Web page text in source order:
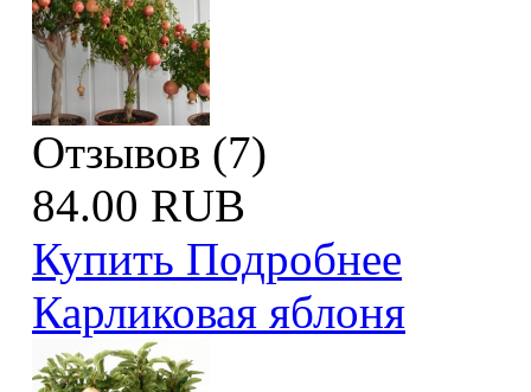
Отзывов (7)
84.00 RUB
Купить Подробнее
Карликовая яблоня